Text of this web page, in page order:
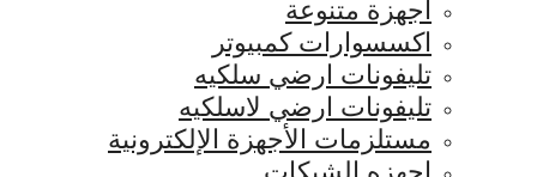
أجهزة متنوعة
اكسسوارات كمبيوتر
تليفونات ارضي سلكيه
تليفونات ارضي لاسلكيه
مستلزمات الأجهزة الإلكترونية